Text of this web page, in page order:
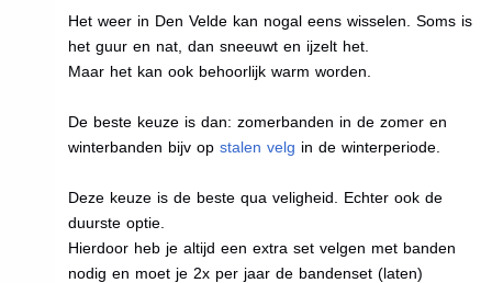
Het weer in Den Velde kan nogal eens wisselen. Soms is
het guur en nat, dan sneeuwt en ijzelt het.
Maar het kan ook behoorlijk warm worden.
De beste keuze is dan: zomerbanden in de zomer en
winterbanden bijv op stalen velg in de winterperiode.
Deze keuze is de beste qua veligheid. Echter ook de
duurste optie.
Hierdoor heb je altijd een extra set velgen met banden
nodig en moet je 2x per jaar de bandenset (laten)